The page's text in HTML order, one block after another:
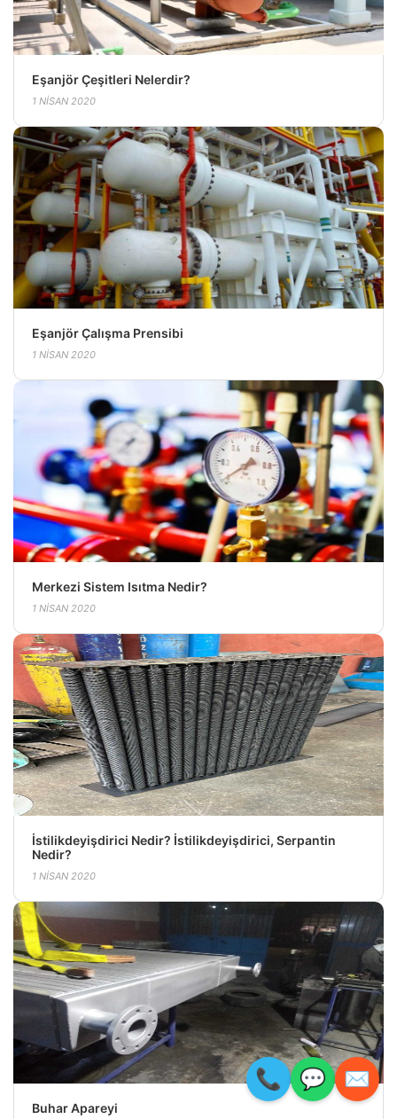
Eşanjör Çeşitleri Nelerdir?
1 NISAN 2020
Eşanjör Çalışma Prensibi
1 NISAN 2020
Merkezi Sistem Isıtma Nedir?
1 NISAN 2020
İstilikdeyişdirici Nedir? İstilikdeyişdirici, Serpantin
Nedir?
1 NISAN 2020
Buhar Apareyi
📞 💬 ✉️